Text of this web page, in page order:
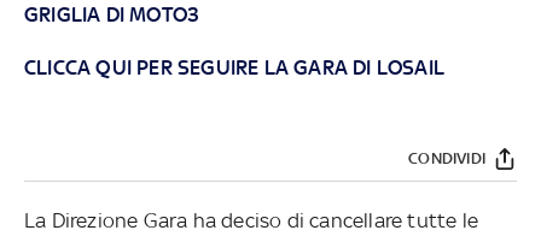
GRIGLIA DI MOTO3
CLICCA QUI PER SEGUIRE LA GARA DI LOSAIL
CONDIVIDI
La Direzione Gara ha deciso di cancellare tutte le